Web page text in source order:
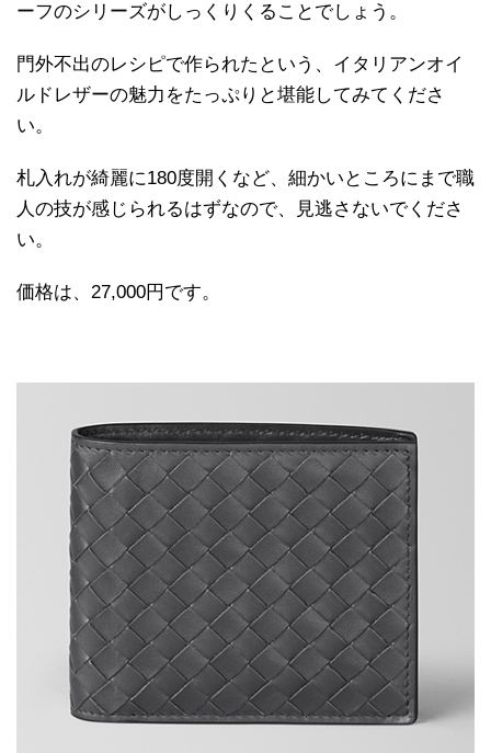
ーフのシリーズがしっくりくることでしょう。
門外不出のレシピで作られたという、イタリアンオイ
ルドレザーの魅力をたっぷりと堪能してみてくださ
い。
札入れが綺麗に180度開くなど、細かいところにまで職
人の技が感じられるはずなので、見逃さないでくださ
い。
価格は、27,000円です。